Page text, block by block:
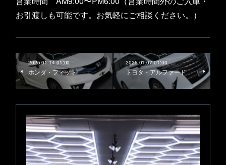
お引渡しも可能です。お気軽にご相談ください。）
2025.01.14 01:00
ホンダ・フィット
2025.01.07 01:00
トヨタ・アルファード